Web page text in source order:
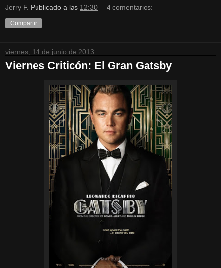
Jerry F. Publicado a las 12:30 4 comentarios:
Compartir
viernes, 14 de junio de 2013
Viernes Criticón: El Gran Gatsby